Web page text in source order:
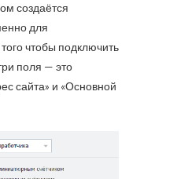
создаётся
для
чтобы подключить
поля — это
сайта» и «Основной